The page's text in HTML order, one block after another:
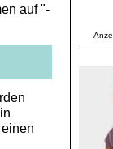
auf "-